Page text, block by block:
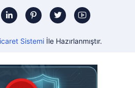
Sistemiİle Hazırlanmıştır.